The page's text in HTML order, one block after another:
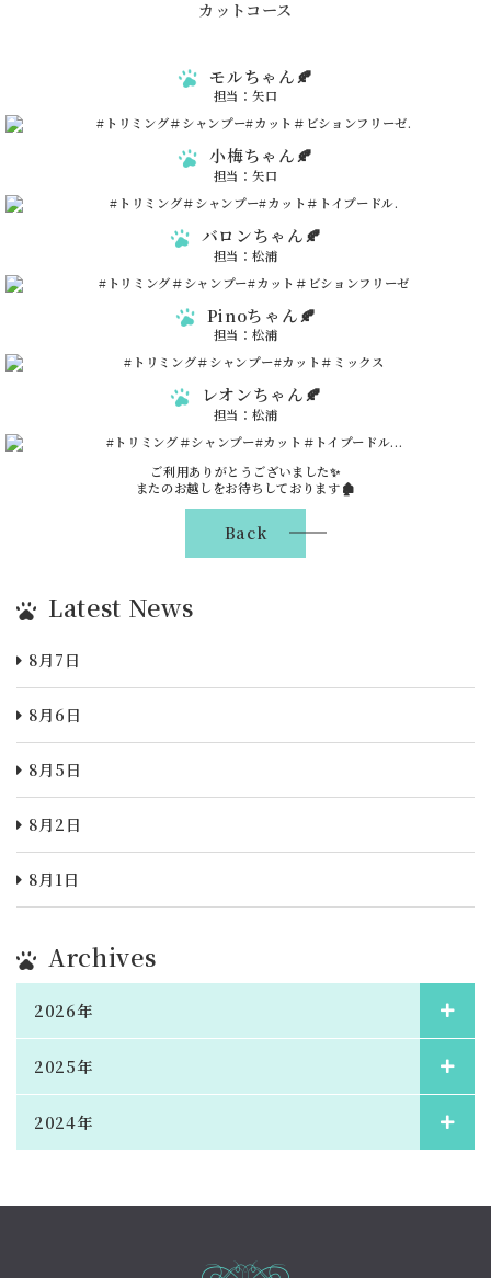
カットコース
モルちゃん🍂
担当：矢口
小梅ちゃん🍂
担当：矢口
バロンちゃん🍂
担当：松浦
Pinoちゃん🍂
担当：松浦
レオンちゃん🍂
担当：松浦
ご利用ありがとうございました✨
またのお越しをお待ちしております🏚️
Back
Latest News
8月7日
8月6日
8月5日
8月2日
8月1日
Archives
2026年
2025年
2024年